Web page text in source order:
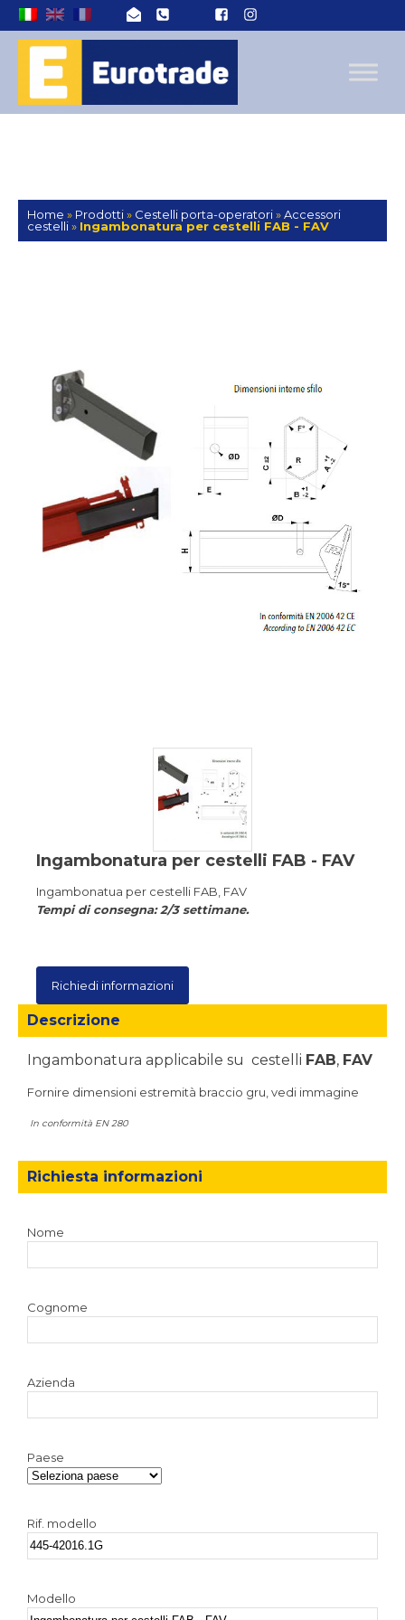
Home » Prodotti» Cestelli porta-operatori»Accessori
cestelli» Ingambonatura per cestelli FAB - FAV
Ingambonatura per cestelli FAB - FAV
Ingambonatua per cestelli FAB, FAV
Tempi di consegna: 2/3 settimane.
Richiedi informazioni
Descrizione
Ingambonatura applicabile su cestelli FAB, FAV
Fornire dimensioni estremità braccio gru, vedi immagine
In conformità EN 280
Richiesta informazioni
Nome
Cognome
Azienda
Paese
Rif. modello
Modello